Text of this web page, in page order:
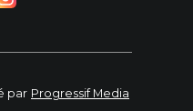
par Progressif Media